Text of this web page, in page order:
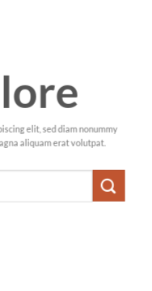
elit, sed diam nonummy
aliquam erat volutpat.